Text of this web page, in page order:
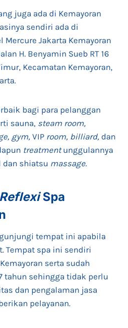
juga ada di Kemayoran
sendiri ada di
Mercure Jakarta Kemayoran
H. Benyamin Sueb RT 16
Kecamatan Kemayoran,
bagi para pelanggan
sauna, steam room,
gym, VIP room, billiard, dan
treatmentunggulannya
shiatsu massage.
ReflexiSpa
tempat ini apabila
Tempat spa ini sendiri
serta sudah
tahun sehingga tidak perlu
dan pengalaman jasa
pelayanan.